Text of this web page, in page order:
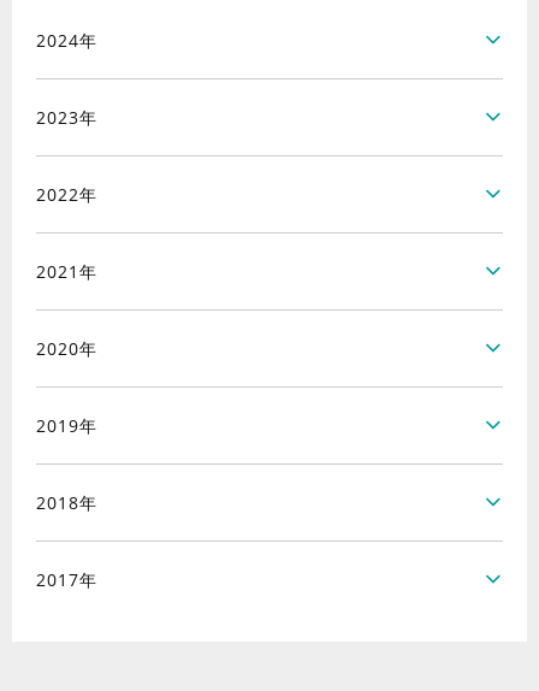
2024年
2023年
2022年
2021年
2020年
2019年
2018年
2017年